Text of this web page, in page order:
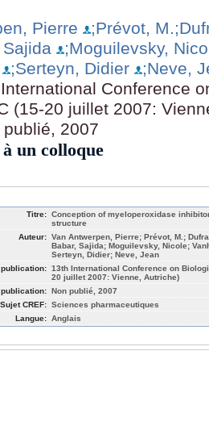
Pierre ;Prévot, M.
Sajida
;Moguilevsky,
;Serteyn, Didier
;Neve,
Conference
(15-20 juillet 2007:
publié, 2007
un colloque
Titre: Conception of myeloperoxidase
structure
Auteur: Van Antwerpen, Pierre; Prévot, M.;
Babar, Sajida; Moguilevsky, Nicole;
Serteyn, Didier; Neve, Jean
13th International Conference on
20 juillet 2007: Vienne, Autriche)
Non publié, 2007
Sujet CREF: Sciences pharmaceutiques
Langue: Anglais